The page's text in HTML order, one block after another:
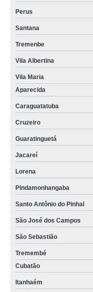
Perus
Santana
Tremenbe
Vila Albertina
Vila Maria
Aparecida
Caraguatatuba
Cruzeiro
Guaratinguetá
Jacareí
Lorena
Pindamonhangaba
Santo Antônio do Pinhal
São José dos Campos
São Sebastião
Tremembé
Cubatão
Itanhaém